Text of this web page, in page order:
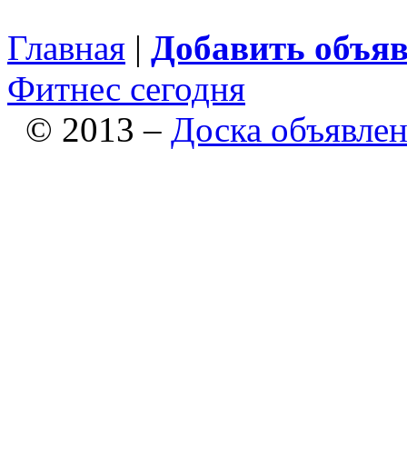
Главная | Добавить
Фитнес сегодня
© 2013 – Доска